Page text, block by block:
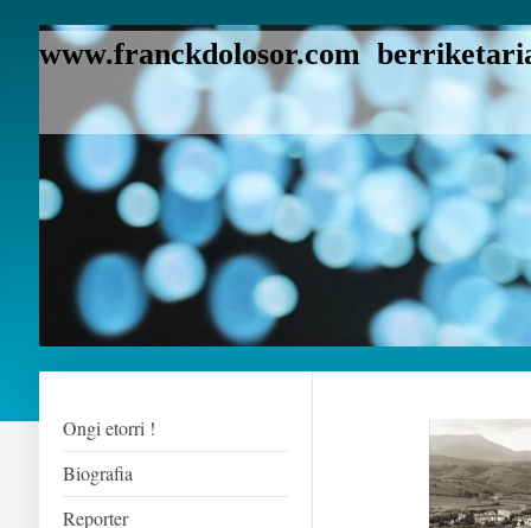
www.franckdolosor.com
Ongi etorri !
Biografia
Reporter